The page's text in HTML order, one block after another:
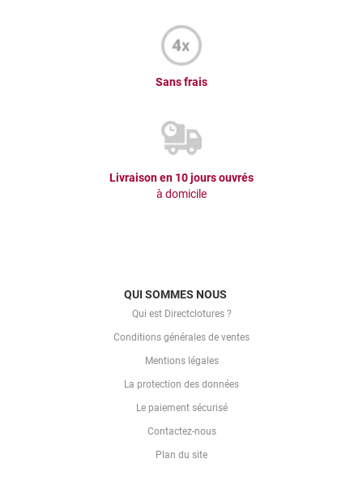
Sans frais
Livraison en 10 jours ouvrés
à domicile
QUI SOMMES NOUS
Qui est Directclotures ?
Conditions générales de ventes
Mentions légales
La protection des données
Le paiement sécurisé
Contactez-nous
Plan du site